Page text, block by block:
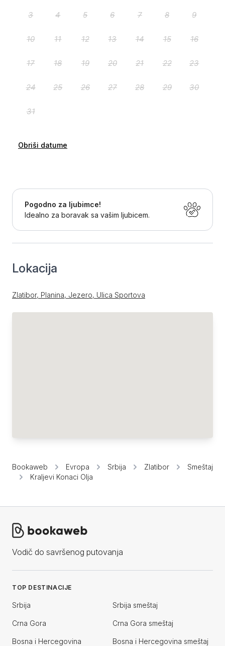
Obriši datume
Pogodno za ljubimce!
Idealno za boravak sa vašim ljubicem.
Lokacija
Zlatibor, Planina, Jezero, Ulica Sportova
Bookaweb Evropa Srbija Zlatibor
Smeštaj
Kraljevi Konaci Olja
Vodič do savršenog putovanja
TOP DESTINACIJE
Srbija Srbija smeštaj
Crna Gora Crna Gora smeštaj
Bosna i Hercegovina Bosna i Hercegovina smeštaj